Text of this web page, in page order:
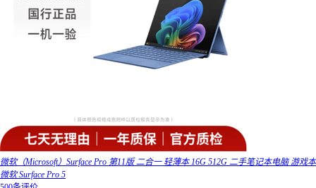
微软（Microsoft）Surface Pro 第11版 二合一 轻薄本 16G 512G 二手笔记本电脑 游戏本
微软 Surface Pro 5